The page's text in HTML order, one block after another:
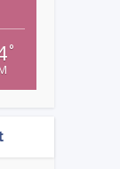
°